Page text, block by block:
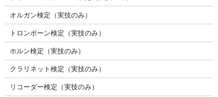
オルガン検定（実技のみ）
トロンボーン検定（実技のみ）
ホルン検定（実技のみ）
クラリネット検定（実技のみ）
リコーダー検定（実技のみ）